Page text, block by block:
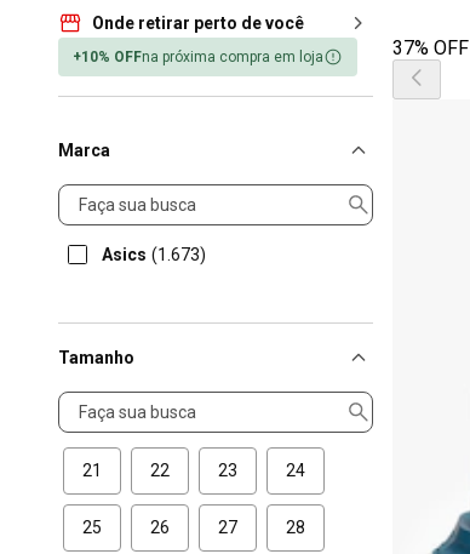
Onde retirar perto de você
+10% OFFna próxima compra em loja
Marca
Marca
Asics (1.673)
Tamanho
Tamanho
21 22 23 24
25 26 27 28
37% OFF